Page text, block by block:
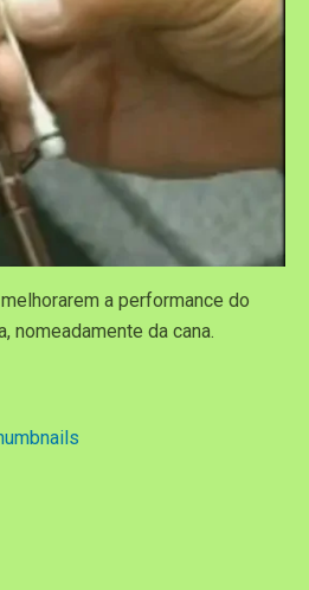
a performance do
nomeadamente da cana.